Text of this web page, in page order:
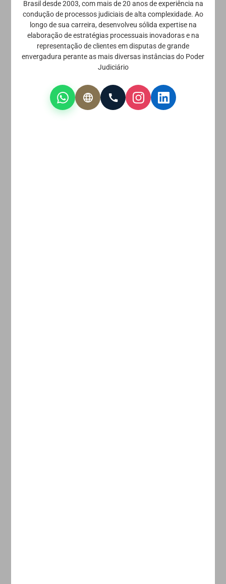
Brasil desde 2003, com mais de 20 anos de experiência na
condução de processos judiciais de alta complexidade. Ao
longo de sua carreira, desenvolveu sólida expertise na
elaboração de estratégias processuais inovadoras e na
representação de clientes em disputas de grande
envergadura perante as mais diversas instâncias do Poder
Judiciário